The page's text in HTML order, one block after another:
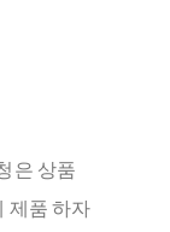
은 상품
제품 하자